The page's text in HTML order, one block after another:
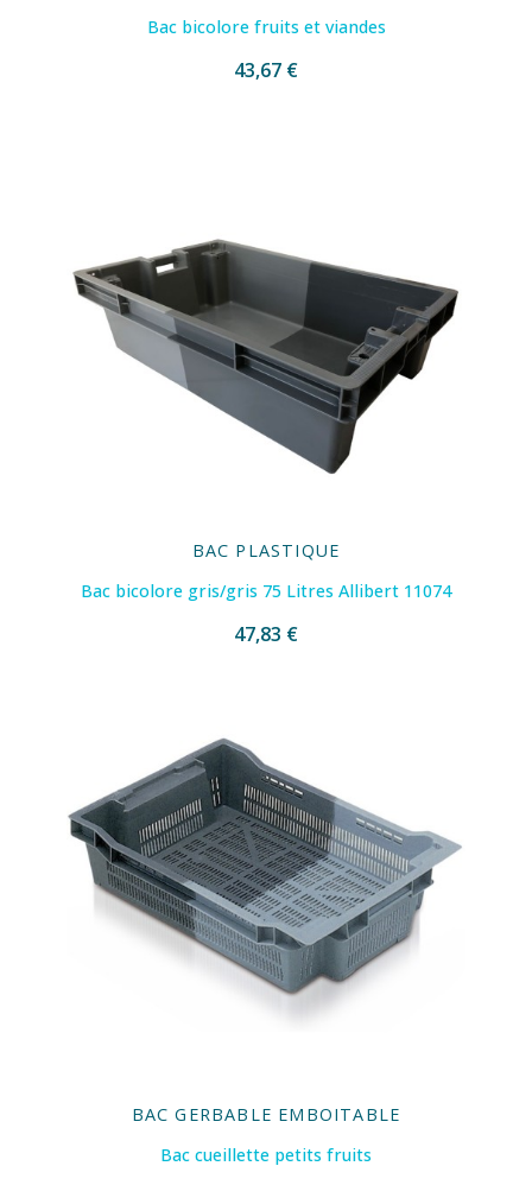
Bac bicolore fruits et viandes
43,67 €
BAC PLASTIQUE
Bac bicolore gris/gris 75 Litres Allibert 11074
47,83 €
BAC GERBABLE EMBOITABLE
Bac cueillette petits fruits